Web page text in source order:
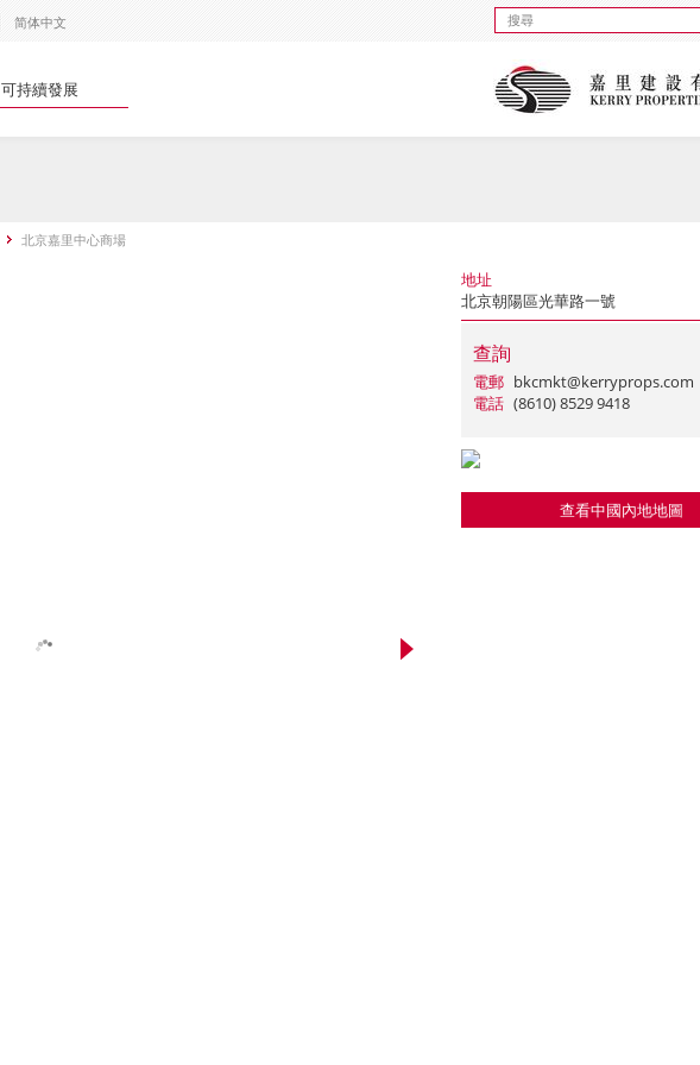
简体中文
可持續發展
北京嘉里中心商場
地址
北京朝陽區光華路一號
查詢
電郵 bkcmkt@kerryprops.com
電話 (8610) 8529 9418
查看中國內地地圖